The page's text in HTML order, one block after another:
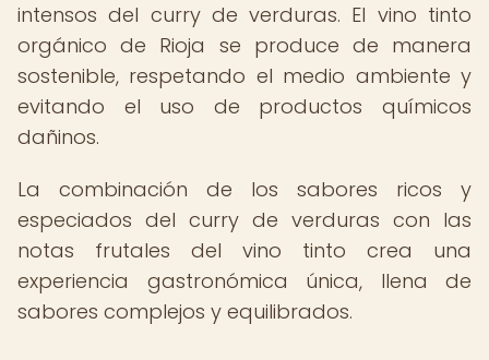
intensos del curry de verduras. El vino tinto
orgánico de Rioja se produce de manera
sostenible, respetando el medio ambiente y
evitando el uso de productos químicos
dañinos.
La combinación de los sabores ricos y
especiados del curry de verduras con las
notas frutales del vino tinto crea una
experiencia gastronómica única, llena de
sabores complejos y equilibrados.